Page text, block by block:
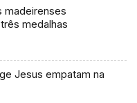
madeirenses
medalhas
Jesus empatam na